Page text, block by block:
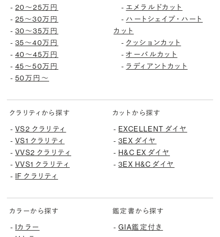
- 20〜25万円
- 25〜30万円
- 30〜35万円
- 35〜40万円
- 40〜45万円
- 45〜50万円
- 50万円〜
- エメラルドカット
- ハートシェイプ・ハート
カット
- クッションカット
-オーバルカット
- ラディアントカット
クラリティから探す
- VS2 クラリティ
- VS1 クラリティ
- VVS2 クラリティ
- VVS1 クラリティ
-
IF クラリティ
カットから探す
- EXCELLENT ダイヤ
- 3EX ダイヤ
- H&C EX ダイヤ
- 3EX H&C ダイヤ
カラーから探す
-
Iカラー
鑑定書から探す
- GIA鑑定付き